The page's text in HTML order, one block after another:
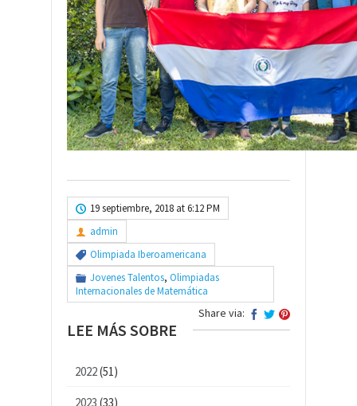
19 septiembre, 2018 at 6:12 PM
admin
Olimpiada Iberoamericana
Jovenes Talentos, Olimpiadas
Internacionales de Matemática
Share via:
LEE MÁS SOBRE
2022(51)
2023 (33)